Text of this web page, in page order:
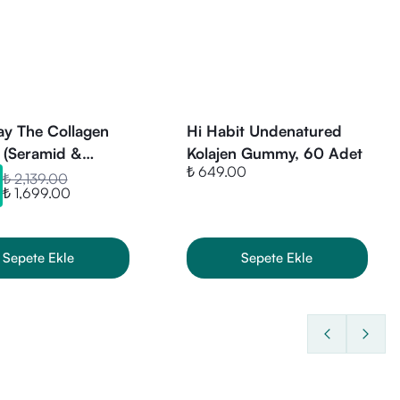
The Collagen
&
Çilek Aromalı
₺ 2,139.00
₺ 1,699.00
Sepete Ekle
Hi Habit Undenatured
Kolajen Gummy, 60 Adet
₺ 649.00
Sepete Ekle